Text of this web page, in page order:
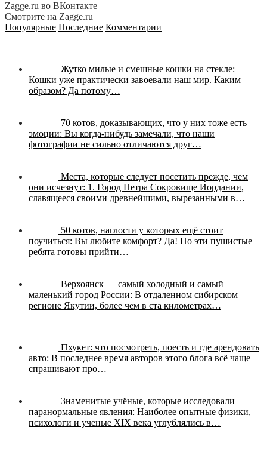
Zagge.ru во ВКонтакте
Смотрите на Zagge.ru
Популярные Последние Комментарии
Жутко милые и смешные кошки на стекле:
Кошки уже практически завоевали наш мир. Каким
образом? Да потому…
70 котов, доказывающих, что у них тоже есть
эмоции: Вы когда-нибудь замечали, что наши
фотографии не сильно отличаются друг…
Места, которые следует посетить прежде, чем
они исчезнут: 1. Город Петра Сокровище Иордании,
славящееся своими древнейшими, вырезанными в…
50 котов, наглости у которых ещё стоит
поучиться: Вы любите комфорт? Да! Но эти пушистые
ребята готовы прийти…
Верхоянск — самый холодный и самый
маленький город России: В отдаленном сибирском
регионе Якутии, более чем в ста километрах…
Пхукет: что посмотреть, поесть и где арендовать
авто: В последнее время авторов этого блога всё чаще
спрашивают про…
Знаменитые учёные, которые исследовали
паранормальные явления: Наиболее опытные физики,
психологи и ученые XIX века углублялись в…